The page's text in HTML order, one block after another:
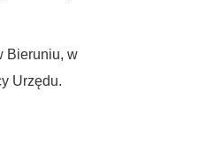
Bieruniu, w
Urzędu.